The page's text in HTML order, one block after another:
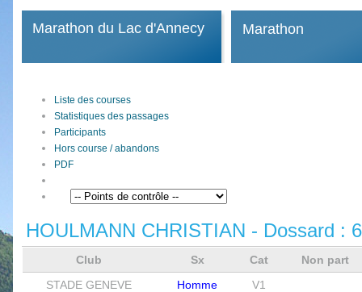
Marathon du Lac d'Annecy Marathon
Liste des courses
Statistiques des passages
Participants
Hors course / abandons
PDF
HOULMANN CHRISTIAN - Dossard :
Club Sx Cat
Non part
STADE GENEVE
Homme V1